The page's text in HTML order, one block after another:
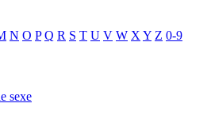
N O P Q R S T U V W X Y Z 0-9
sexe